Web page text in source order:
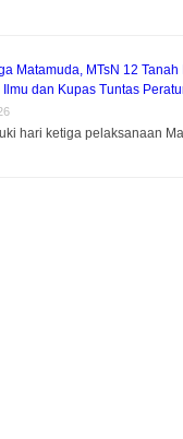
Matamuda, MTsN 12
dan Kupas Tuntas
hari ketiga pelaksanaan